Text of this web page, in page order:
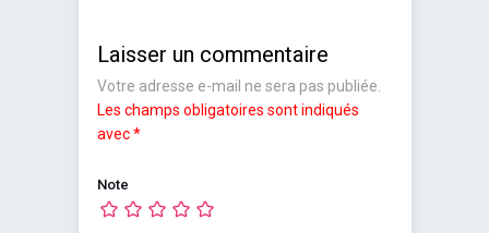
Laisser un commentaire
Votre adresse e-mail ne sera pas publiée.
Les champs obligatoires sont indiqués
avec*
Note